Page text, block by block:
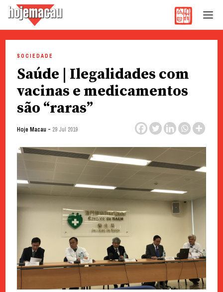
content
SOCIEDADE
Saúde | Ilegalidades com
vacinas e medicamentos
são “raras”
Hoje Macau - 29 Jul 2019